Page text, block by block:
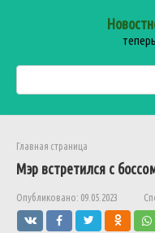
Главная страница
Мэр встретился с
Опубликовано: 09.05.2023